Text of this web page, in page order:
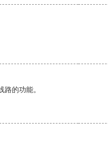
的功能。